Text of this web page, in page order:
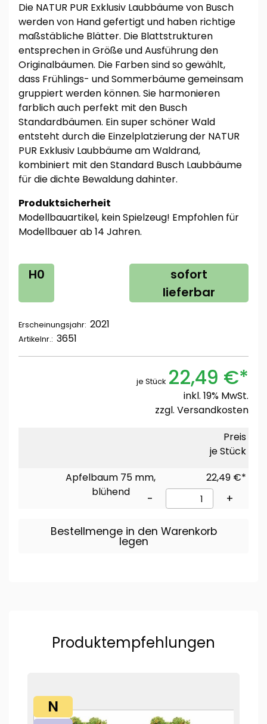
Die NATUR PUR Exklusiv Laubbäume von Busch
werden von Hand gefertigt und haben richtige
maßstäbliche Blätter. Die Blattstrukturen
entsprechen in Größe und Ausführung den
Originalbäumen. Die Farben sind so gewählt,
dass Frühlings- und Sommerbäume gemeinsam
gruppiert werden können. Sie harmonieren
farblich auch perfekt mit den Busch
Standardbäumen. Ein super schöner Wald
entsteht durch die Einzelplatzierung der NATUR
PUR Exklusiv Laubbäume am Waldrand,
kombiniert mit den Standard Busch Laubbäume
für die dichte Bewaldung dahinter.
Produktsicherheit
Modellbauartikel, kein Spielzeug! Empfohlen für
Modellbauer ab 14 Jahren.
H0
sofort
lieferbar
Erscheinungsjahr: 2021
Artikelnr.: 3651
je Stück 22,49 €*
inkl. 19% MwSt.
zzgl. Versandkosten
Preis
je Stück
Apfelbaum 75 mm,
blühend
22,49 €*
- +
Bestellmenge in den Warenkorb
legen
Produktempfehlungen
N